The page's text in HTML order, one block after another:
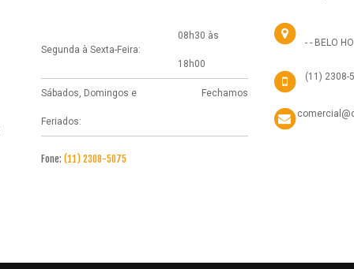
Segunda à Sexta-Feira:
08h30 às
18h00
Sábados, Domingos e
Feriados:
Fechamos
Fone: (11) 2308-5075
- - BELO
(11) 2308-